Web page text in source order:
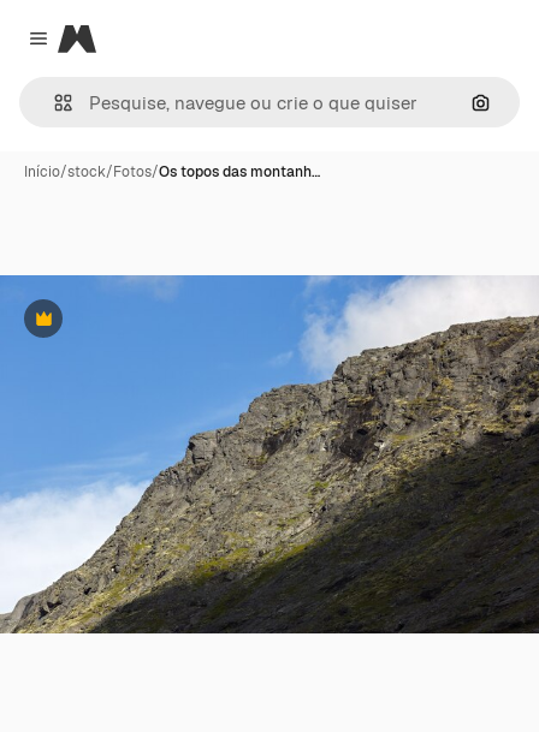
Close menu
Magnific
Início/stock/Fotos/Os topos das montanh…
Premium